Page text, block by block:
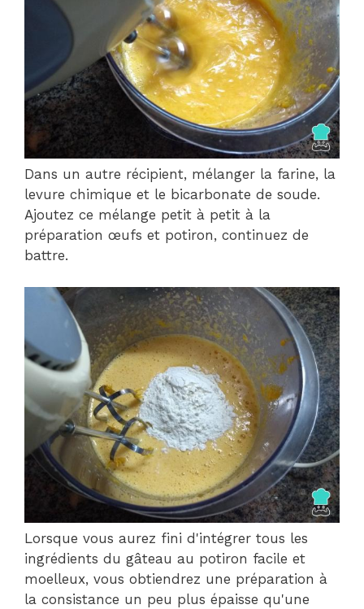
Dans un autre récipient, mélanger la farine, la
levure chimique et le bicarbonate de soude.
Ajoutez ce mélange petit à petit à la
préparation œufs et potiron, continuez de
battre.
Lorsque vous aurez fini d'intégrer tous les
ingrédients du gâteau au potiron facile et
moelleux, vous obtiendrez une préparation à
la consistance un peu plus épaisse qu'une